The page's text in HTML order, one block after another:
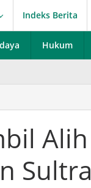
Indeks Berita
Hukum
Alih
Sultra